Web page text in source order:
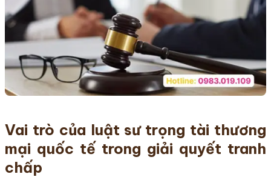
Vai trò của luật sư trọng tài thương
mại quốc tế trong giải quyết tranh
chấp